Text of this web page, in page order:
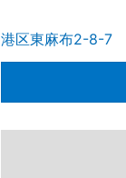
港区東麻布2-8-7